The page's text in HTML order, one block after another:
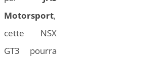
Motorsport,
cette NSX
GT3 pourra